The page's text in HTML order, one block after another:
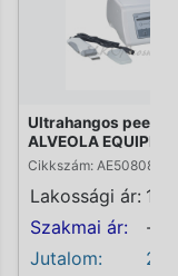
Ultrahangos
ALVEOLA
Cikkszám: AE50808
Lakossági ár:
Szakmai ár:
-
Jutalom: